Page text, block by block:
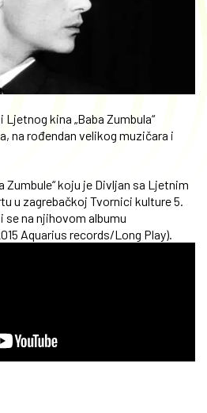
kina „Baba Zumbula“
na rođendan velikog muzičara i
Zumbule“ koju je Divljan sa Ljetnim
u zagrebačkoj Tvornici kulture 5.
se na njihovom albumu
Aquarius records/Long Play).